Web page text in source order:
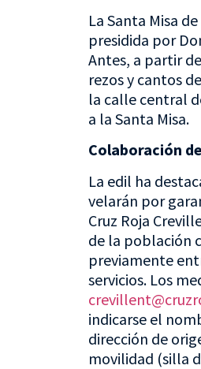
La Santa Misa
presidida por
Antes, a partir
rezos y cantos
la calle central
a la Santa Misa.
Colaboración
La edil ha
velarán por
Cruz Roja
de la población
previamente
servicios. Los
indicarse el
dirección de
movilidad (silla